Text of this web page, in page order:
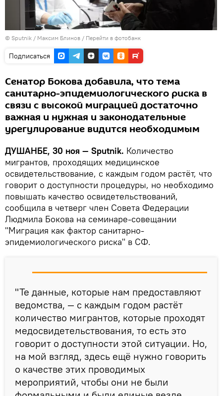
© Sputnik / Максим Блинов / Перейти в фотобанк
Подписаться
Сенатор Бокова добавила, что тема
санитарно-эпидемиологического риска в
связи с высокой миграцией достаточно
важная и нужная и законодательные
урегулирование видится необходимым
ДУШАНБЕ, 30 ноя — Sputnik. Количество
мигрантов, проходящих медицинское
освидетельствование, с каждым годом растёт, что
говорит о доступности процедуры, но необходимо
повышать качество освидетельствований,
сообщила в четверг член Совета Федерации
Людмила Бокова на семинаре-совещании
"Миграция как фактор санитарно-
эпидемиологического риска" в СФ.
"Те данные, которые нам предоставляют
ведомства, — с каждым годом растёт
количество мигрантов, которые проходят
медосвидетельствования, то есть это
говорит о доступности этой ситуации. Но,
на мой взгляд, здесь ещё нужно говорить
о качестве этих проводимых
мероприятий, чтобы они не были